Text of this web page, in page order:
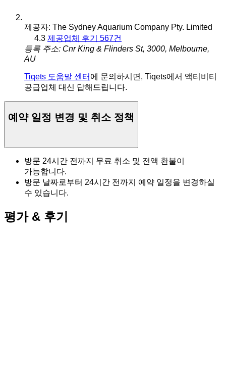
제공자: The Sydney Aquarium Company Pty. Limited
4.3 제공업체 후기 567건
등록 주소: Cnr King & Flinders St, 3000, Melbourne,
AU
Tiqets 도움말 센터 에 문의하시면, Tiqets에서 액티비티
공급업체 대신 답해드립니다.
예약 일정 변경 및 취소 정책
방문 24시간 전까지 무료 취소 및 전액 환불이
가능합니다.
방문 날짜로부터 24시간 전까지 예약 일정을 변경하실
수 있습니다.
평가 & 후기